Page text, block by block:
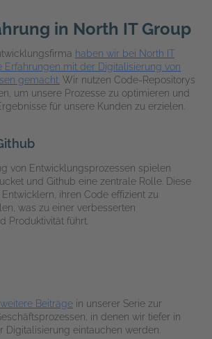
in North IT Group
haben wir bei North IT
Erfahrungen mit der Digitalisierung von
gemacht. Wir nutzen Code-Repositorys
um unsere Prozesse zu optimieren und
für unsere Kunden zu erzielen.
von Entwicklungsprozessen spielen
und Github eine zentrale Rolle. Diese
ihren Code effizient zu
was zu einer verbesserten
Produktivität führt.
Beiträge in unserer Serie zur
in denen wir tiefer in
Digitalisierung eintauchen werden.